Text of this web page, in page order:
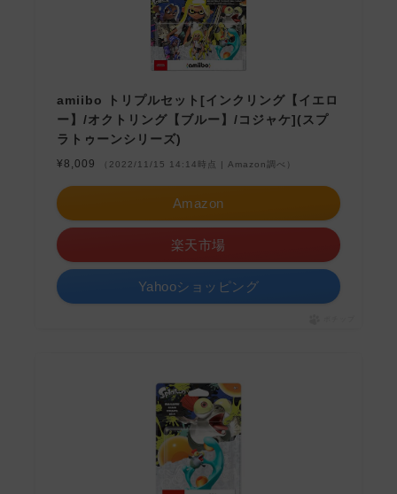
amiibo トリプルセット[インクリング【イエロ
ー】/オクトリング【ブルー】/コジャケ](スプ
ラトゥーンシリーズ)
¥8,009 （2022/11/15 14:14時点 | Amazon調べ）
Amazon
楽天市場
Yahooショッピング